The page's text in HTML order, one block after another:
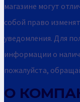
магазине могут
собой право
уведомления. Для
информации о
пожалуйста,
О